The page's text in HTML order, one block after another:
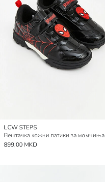
LCW STEPS
Вештачка кожни патики за момчиња
899,00 MKD